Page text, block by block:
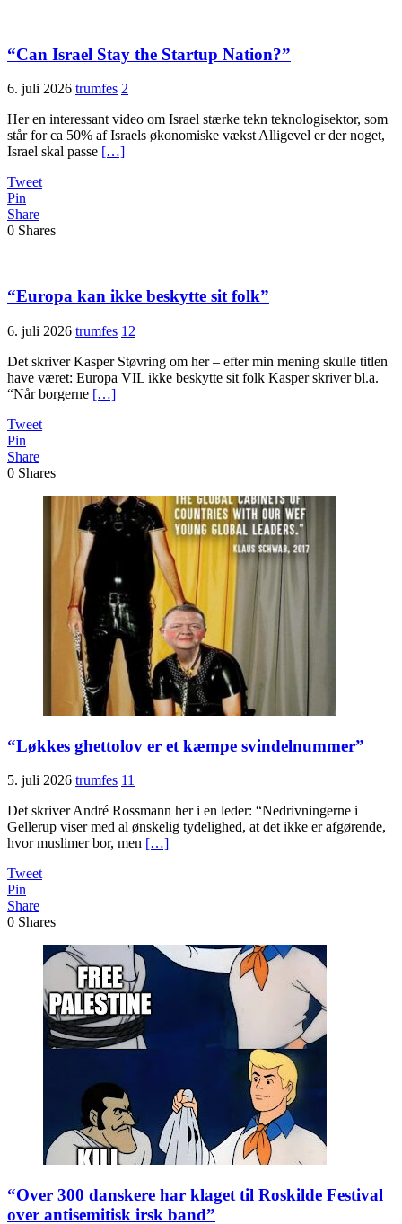
“Can Israel Stay the Startup Nation?”
6. juli 2026 trumfes 2
Her en interessant video om Israel stærke tekn teknologisektor, som
står for ca 50% af Israels økonomiske vækst Alligevel er der noget,
Israel skal passe […]
Tweet
Pin
Share
0 Shares
“Europa kan ikke beskytte sit folk”
6. juli 2026 trumfes 12
Det skriver Kasper Støvring om her – efter min mening skulle titlen
have været: Europa VIL ikke beskytte sit folk Kasper skriver bl.a.
“Når borgerne […]
Tweet
Pin
Share
0 Shares
“Løkkes ghettolov er et kæmpe svindelnummer”
5. juli 2026 trumfes 11
Det skriver André Rossmann her i en leder: “Nedrivningerne i
Gellerup viser med al ønskelig tydelighed, at det ikke er afgørende,
hvor muslimer bor, men […]
Tweet
Pin
Share
0 Shares
“Over 300 danskere har klaget til Roskilde Festival
over antisemitisk irsk band”